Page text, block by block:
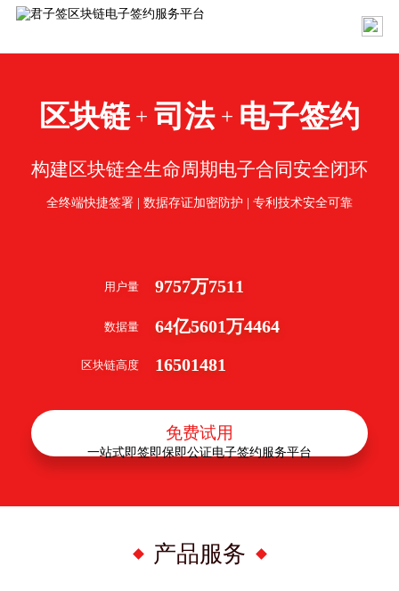
区块链 + 司法 + 电子签约
构建区块链全生命周期电子合同安全闭环
全终端快捷签署 | 数据存证加密防护 | 专利技术安全可靠
用户量 9757万7511
数据量 64亿5601万4464
区块链高度 16501481
免费试用
产品服务
一站式即签即保即公证电子签约服务平台